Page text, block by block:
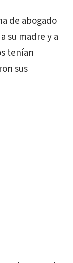
de abogado
su madre y a
tenían
sus